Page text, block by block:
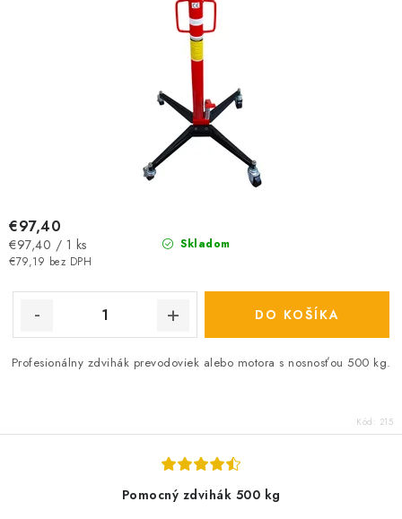
Skladom
€79,19 bez DPH
€97,40
Jednotková
cena:
€97,40 / 1 ks
DO KOŠÍKA
Profesionálny zdvihák prevodoviek alebo motora s nosnosťou 500 kg.
Kód: 215
Pomocný zdvihák 500 kg